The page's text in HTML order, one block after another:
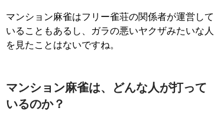
マンション麻雀はフリー雀荘の関係者が運営して
いることもあるし、ガラの悪いヤクザみたいな人
を見たことはないですね。
マンション麻雀は、どんな人が打って
いるのか？